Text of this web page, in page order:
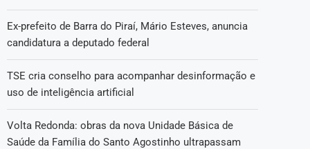
Ex-prefeito de Barra do Piraí, Mário Esteves, anuncia
candidatura a deputado federal
TSE cria conselho para acompanhar desinformação e
uso de inteligência artificial
Volta Redonda: obras da nova Unidade Básica de
Saúde da Família do Santo Agostinho ultrapassam